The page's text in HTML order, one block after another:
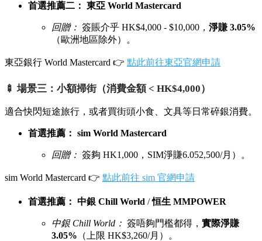
首選推薦二： 東亞 World Mastercard
回贈： 簽賬介乎 HK$4,000 - $10,000， 淨賺 3.05%
（歐洲地區除外）。
東亞銀行 World Mastercard 👉 點此前往東亞官網申請
🍢 場景三：小額掃街（消費金額 < HK$4,000）
適合快閃短途旅行，或者買街頭小食、文具等日常碎銀消費。
首選推薦： sim World Mastercard
回贈： 簽夠 HK1 ,000 ， SIM淨賺6.052,500/月）。
sim World Mastercard 👉 點此前往 sim 官網申請
首選推薦： 中銀 Chill World /恒生 MMPOWER
中銀 Chill World： 簽唔夠門檻都得， 實際淨賺
3.05% （上限 HK$3,260/月）。